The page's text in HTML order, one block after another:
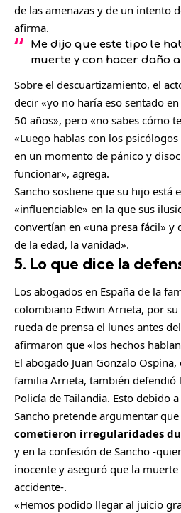
i
r
de las amenazas y de un intento
afirma.
Me dijo que este tipo le
muerte y con hacer daño
Sobre el descuartizamiento, el
decir «yo no haría eso sentado
50 años», pero «no sabes cómo
«Luego hablas con los
en un momento de pánico y
funcionar», agrega.
Sancho sostiene que su hijo está
«influenciable» en la que sus
convertían en «una presa fácil» y
de la edad, la vanidad».
5. Lo que dice la
Los abogados en España de la
colombiano Edwin Arrieta, por
rueda de prensa el lunes antes
afirmaron que «los hechos
El abogado Juan Gonzalo
familia Arrieta, también defendió
Policía de Tailandia. Esto debido
Sancho pretende argumentar que
cometieron irregularidades
y en la confesión de Sancho -
inocente y aseguró que la
accidente-.
«Hemos podido llegar al juicio